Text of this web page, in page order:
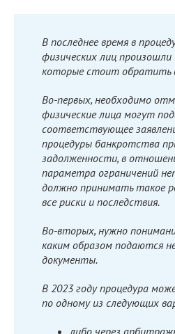
В последнее время в
физических лиц произошли
которые стоит обратить
Во-первых, необходимо
физические лица могут
соответствующее
процедуры банкротства
задолженности, в
параметра ограничений
должно принимать такое
все риски и последствия.
Во-вторых, нужно
каким образом подаются
документы.
В 2023 году процедура
по одному из следующих
либо через